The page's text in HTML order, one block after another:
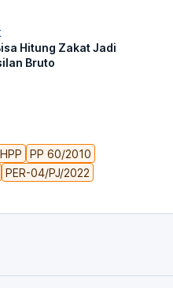
PP 60/2010
PER-04/PJ/2022
Hitung Zakat Jadi
Bruto